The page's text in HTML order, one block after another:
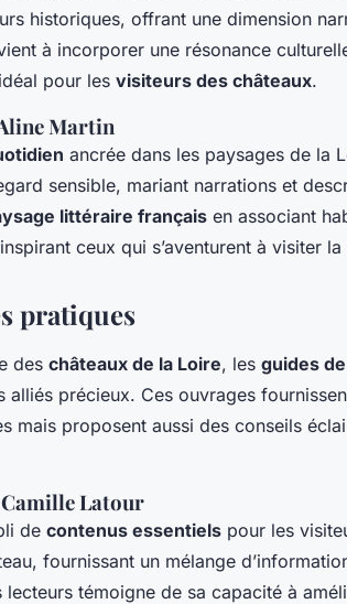
historiques, offrant une dimension
à incorporer une résonance
pour les visiteurs des châteaux.
Martin
ancrée dans les paysages de la
sensible, mariant narrations et
littéraire français en associant
ceux qui s’aventurent à visiter
pratiques
des châteaux de la Loire, les guides
alliés précieux. Ces ouvrages
mais proposent aussi des conseils
Camille Latour
de contenus essentiels pour les
fournissant un mélange
témoigne de sa capacité à